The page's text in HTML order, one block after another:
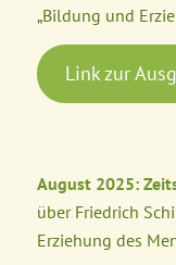
„Bildung und
Link zur
August 2025:
über Friedrich
Erziehung des